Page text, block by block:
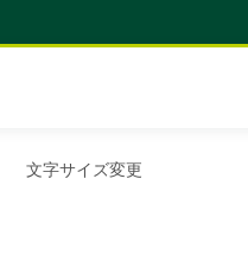
文字サイズ変更